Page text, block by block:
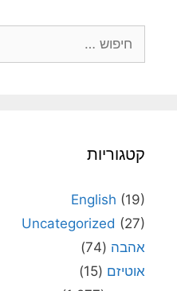
קטגוריות
English (19)
Uncategorized (27)
אהבה (74)
אוטיזם (15)